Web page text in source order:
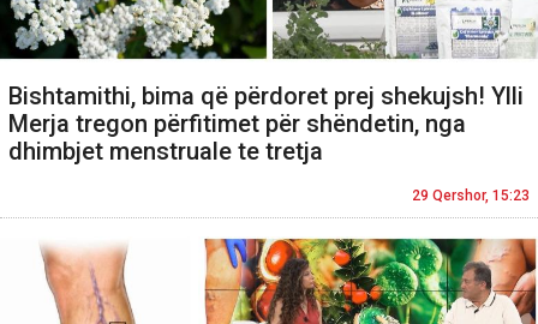
Bishtamithi, bima që përdoret prej shekujsh! Ylli
Merja tregon përfitimet për shëndetin, nga
dhimbjet menstruale te tretja
29 Qershor, 15:23